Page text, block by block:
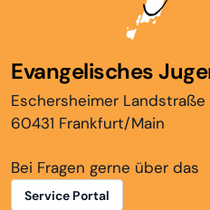
Evangelisches
Eschersheimer
60431 Frankfurt/Main
Bei Fragen gerne über das
Service Portal